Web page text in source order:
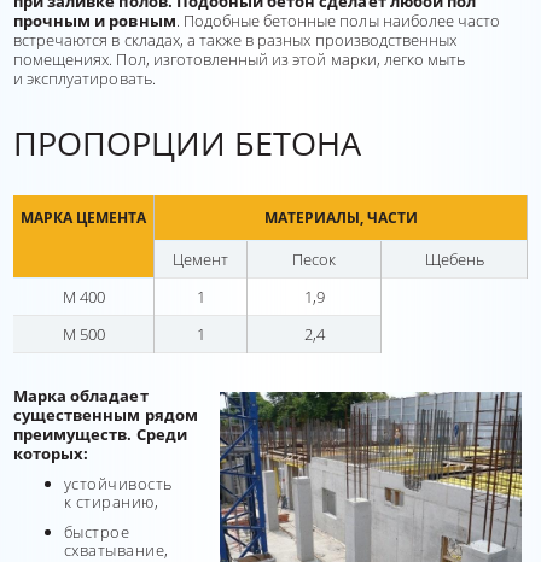
прочным и ровным. Подобные бетонные полы наиболее часто
встречаются в складах, а также в разных производственных
помещениях. Пол, изготовленный из этой марки, легко мыть
и эксплуатировать.
ПРОПОРЦИИ БЕТОНА
МАРКА ЦЕМЕНТА МАТЕРИАЛЫ, ЧАСТИ
Цемент Песок
Щебень
М 400
1
1,9
М 500
1 2,4
Марка обладает
существенным рядом
преимуществ. Среди
которых:
устойчивость
к стиранию,
быстрое
схватывание,